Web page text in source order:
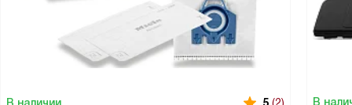
В наличии В